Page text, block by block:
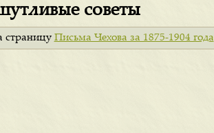
советы
страницу Письма Чехова за 1875-1904 года